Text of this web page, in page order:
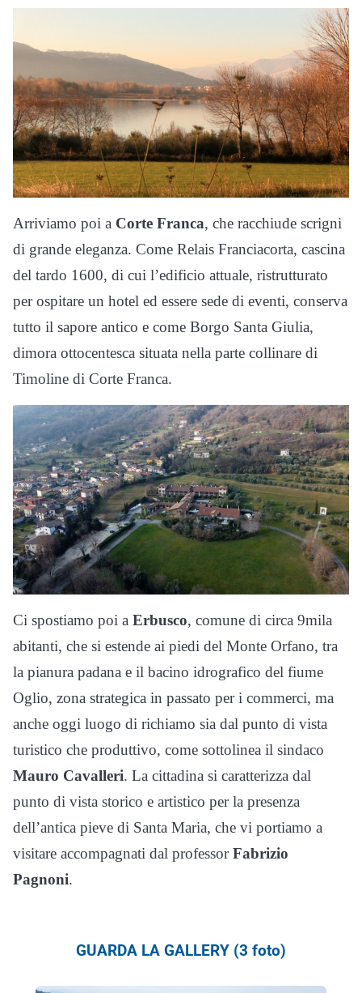
Arriviamo poi a Corte Franca, che racchiude scrigni
di grande eleganza. Come Relais Franciacorta, cascina
del tardo 1600, di cui l’edificio attuale, ristrutturato
per ospitare un hotel ed essere sede di eventi, conserva
tutto il sapore antico e come Borgo Santa Giulia,
dimora ottocentesca situata nella parte collinare di
Timoline di Corte Franca.
Ci spostiamo poi a Erbusco, comune di circa 9mila
abitanti, che si estende ai piedi del Monte Orfano, tra
la pianura padana e il bacino idrografico del fiume
Oglio, zona strategica in passato per i commerci, ma
anche oggi luogo di richiamo sia dal punto di vista
turistico che produttivo, come sottolinea il sindaco
Mauro Cavalleri. La cittadina si caratterizza dal
punto di vista storico e artistico per la presenza
dell’antica pieve di Santa Maria, che vi portiamo a
visitare accompagnati dal professorFabrizio
Pagnoni.
GUARDA LA GALLERY (3 foto)